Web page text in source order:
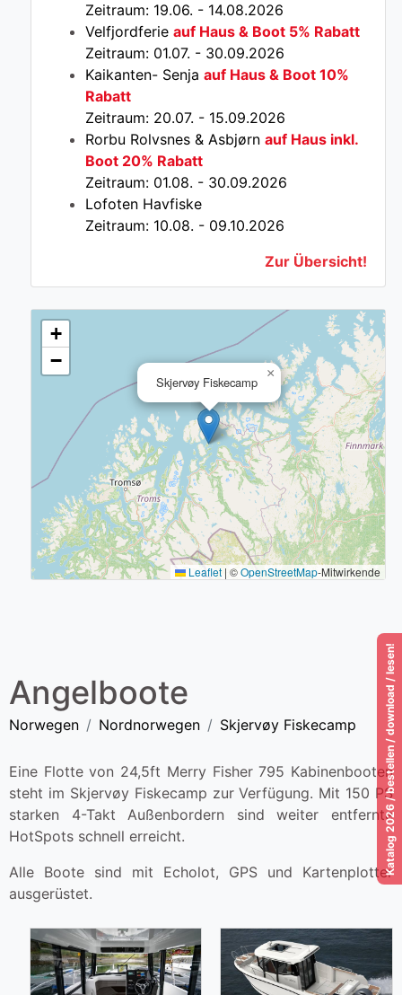
Katalog 2026 / bestellen / download / lesen!
Zeitraum: 19.06. - 14.08.2026
Velfjordferie auf Haus & Boot 5% Rabatt
Zeitraum: 01.07. - 30.09.2026
Kaikanten- Senja auf Haus & Boot 10%
Rabatt
Zeitraum: 20.07. - 15.09.2026
Rorbu Rolvsnes & Asbjørn auf Haus inkl.
Boot 20% Rabatt
Zeitraum: 01.08. - 30.09.2026
Lofoten Havfiske
Zeitraum: 10.08. - 09.10.2026
Zur Übersicht!
Skjervøy Fiskecamp
×
+
−
Leaflet | ©OpenStreetMap-Mitwirkende
Angelboote
Norwegen Nordnorwegen Skjervøy Fiskecamp
Eine Flotte von 24,5ft Merry Fisher 795 Kabinenbooten
steht im Skjervøy Fiskecamp zur Verfügung. Mit 150 PS
starken 4-Takt Außenbordern sind weiter entfernte
HotSpots schnell erreicht.
Alle Boote sind mit Echolot, GPS und Kartenplotter
ausgerüstet.